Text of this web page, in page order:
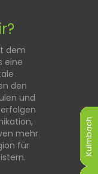
Kulmbach
Kulmbach
Kulmbach
Kulmbach
Kulmbach
Kulmbach
dem
eine
den
und
mehr
für